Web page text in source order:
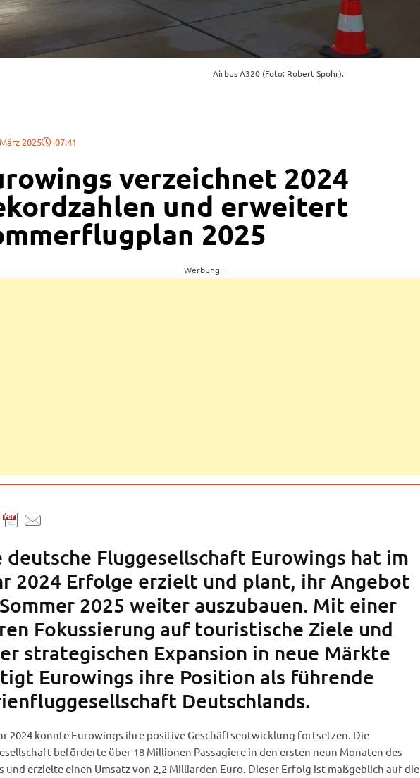
Airbus A320 (Foto: Robert Spohr).
2025 07:41
verzeichnet 2024
und erweitert
2025
Werbung
deutsche Fluggesellschaft Eurowings hat im
2024 Erfolge erzielt und plant, ihr Angebot
2025 weiter auszubauen. Mit einer
Fokussierung auf touristische Ziele und
strategischen Expansion in neue Märkte
Eurowings ihre Position als führende
Deutschlands.
2024 konnte Eurowings ihre positive Geschäftsentwicklung fortsetzen. Die
beförderte über 18 Millionen Passagiere in den ersten neun Monaten des
und erzielte einen Umsatz von 2,2 Milliarden Euro. Dieser Erfolg ist maßgeblich auf die